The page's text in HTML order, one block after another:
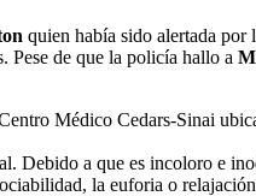
quien había sido alertada por
Pese de que la policía hallo a
Médico Cedars-Sinai
Debido a que es incoloro e
la euforia o